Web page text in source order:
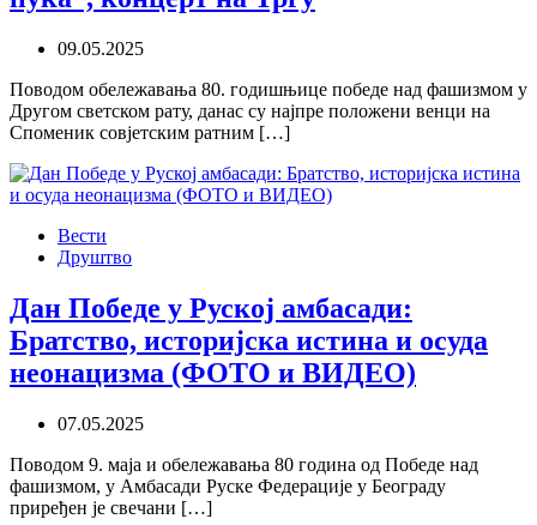
09.05.2025
Поводом обележавања 80. годишњице победе над фашизмом у
Другом светском рату, данас су најпре положени венци на
Споменик совјетским ратним […]
Вести
Друштво
Дан Победе у Руској амбасади:
Братство, историјска истина и осуда
неонацизма (ФОТО и ВИДЕО)
07.05.2025
Поводом 9. маја и обележавања 80 година од Победе над
фашизмом, у Амбасади Руске Федерације у Београду
приређен је свечани […]